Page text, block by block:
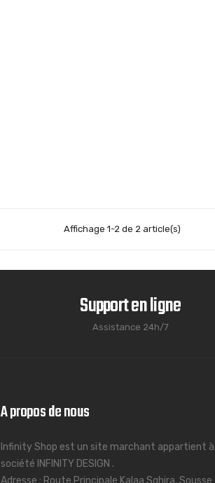
Affichage 1-2 de 2 article(s)
Support en ligne
Assistance 24h/7
A propos de nous
Infinity Shop est un site marchant appartient à
société INFINITY DESIGN .
Adresse : Route Principale Kalaa Sghira,